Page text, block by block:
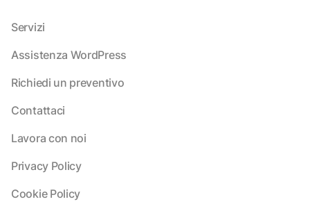
Servizi
Assistenza WordPress
Richiedi un preventivo
Contattaci
Lavora con noi
Privacy Policy
Cookie Policy